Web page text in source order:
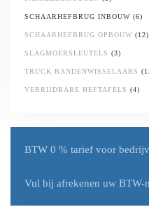
SCHAARHEFBRUG INBOUW (6)
SCHAARHEFBRUG OPBOUW (12)
SLAGMOERSLEUTELS (3)
TRUCK BANDENWISSELAARS
VERRIJDBARE HEFTAFELS (4)
BTW 0 % tarief voor
Vul bij afrekenen uw BTW-